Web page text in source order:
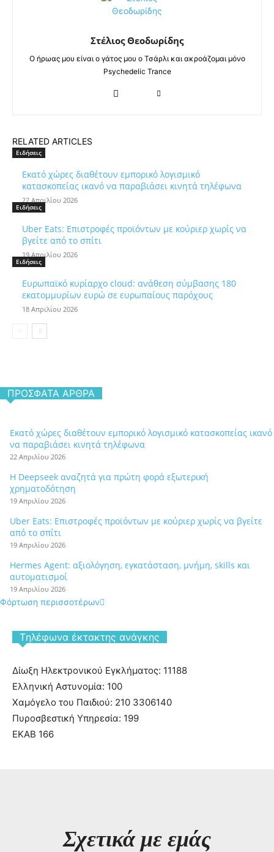
Στέλιος Θεοδωρίδης
Ο ήρωας μου είναι ο γάτος μου ο Τσάρλι και ακροάζομαι μόνο
Psychedelic Trance
RELATED ARTICLES
Ειδήσεις
Εκατό χώρες διαθέτουν εμπορικό λογισμικό
κατασκοπείας ικανό να παραβιάσει κινητά τηλέφωνα
22 Απριλίου 2026
Ειδήσεις
Uber Eats: Επιστροφές προϊόντων με κούριερ χωρίς να
βγείτε από το σπίτι
19 Απριλίου 2026
Ειδήσεις
Ευρωπαϊκό κυρίαρχο cloud: ανάθεση σύμβασης 180
εκατομμυρίων ευρώ σε ευρωπαίους παρόχους
18 Απριλίου 2026
ΠΡΌΣΦΑΤΑ ΆΡΘΡΑ
Εκατό χώρες διαθέτουν εμπορικό λογισμικό κατασκοπείας ικανό
να παραβιάσει κινητά τηλέφωνα
22 Απριλίου 2026
Η Deepseek αναζητά για πρώτη φορά εξωτερική
χρηματοδότηση
19 Απριλίου 2026
Uber Eats: Επιστροφές προϊόντων με κούριερ χωρίς να βγείτε
από το σπίτι
19 Απριλίου 2026
Hermes Agent: αξιολόγηση, εγκατάσταση, μνήμη, skills και
αυτοματισμοί
19 Απριλίου 2026
Φόρτωση περισσοτέρων
Tηλέφωνα έκτακτης ανάγκης
Δίωξη Ηλεκτρονικού Εγκλήματος: 11188
Ελληνική Αστυνομία: 100
Χαμόγελο του Παιδιού: 210 3306140
Πυροσβεστική Υπηρεσία: 199
ΕΚΑΒ 166
Σχετικά με εμάς